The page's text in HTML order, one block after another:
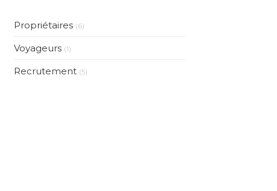
Propriétaires (6)
Voyageurs (1)
Recrutement (5)